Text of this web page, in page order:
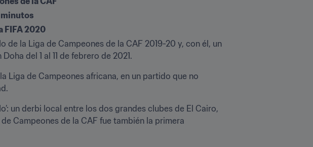
minutos
FIFA 2020
de la Liga de Campeones de la CAF 2019-20 y, con él, un
del 1 al 11 de febrero de 2021.
Liga de Campeones africana, en un partido que no
un derbi local entre los dos grandes clubes de El Cairo,
Campeones de la CAF fue también la primera